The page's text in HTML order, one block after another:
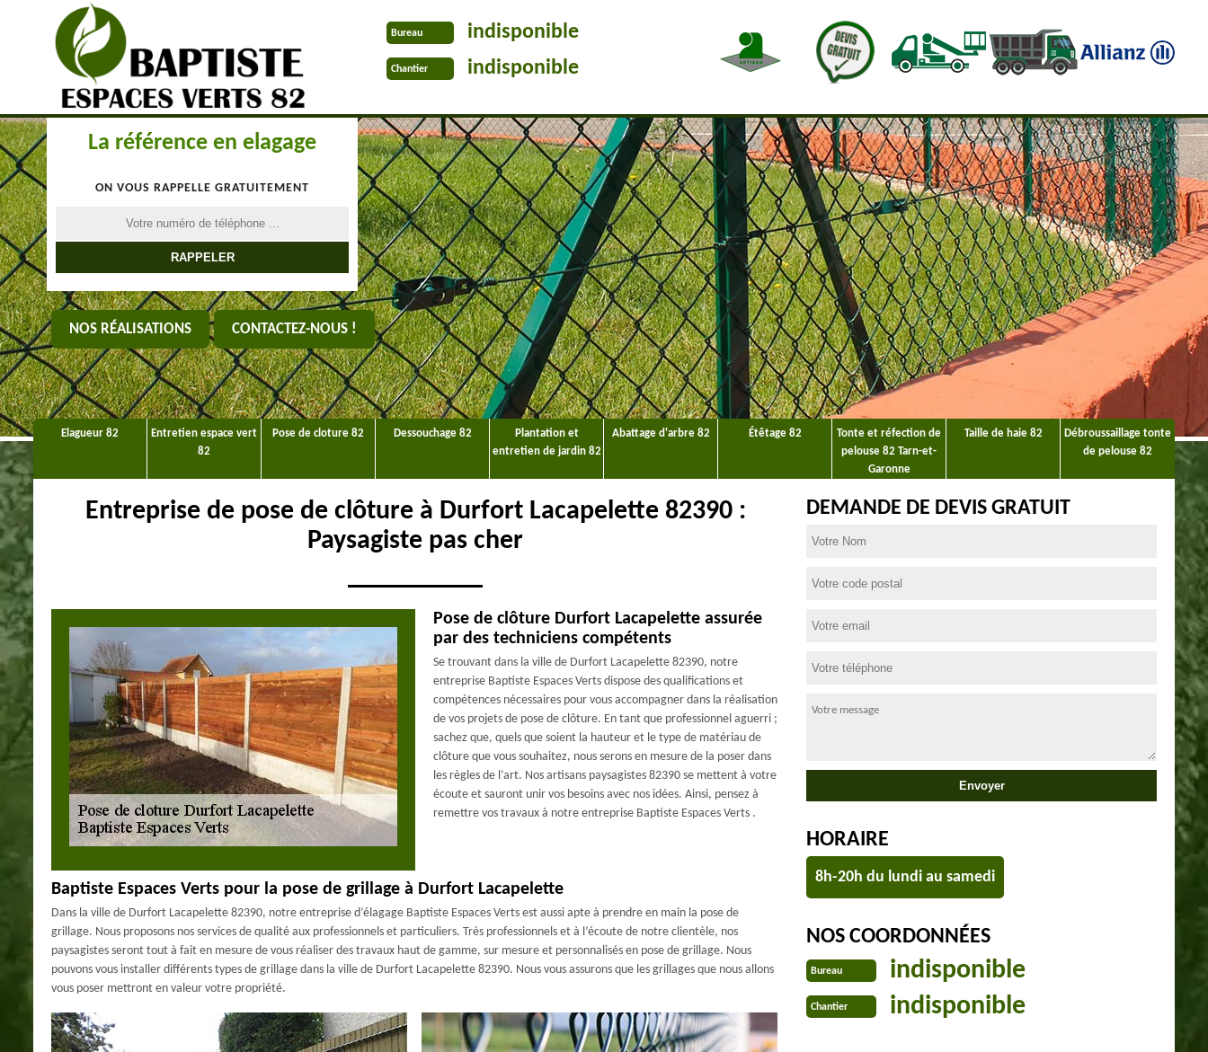
Bureau indisponible
Chantier indisponible
La référence en elagage
ON VOUS RAPPELLE GRATUITEMENT
NOS RÉALISATIONS CONTACTEZ-NOUS !
Elagueur 82
Entretien espace vert
82
Pose de cloture 82 Dessouchage 82
Plantation et
entretien de jardin 82
Abattage d'arbre 82 Étêtage 82
Tonte et réfection de
pelouse 82 Tarn-et-
Garonne
Taille de haie 82
Débroussaillage tonte
de pelouse 82
Entreprise de pose de clôture à Durfort Lacapelette 82390 :
Paysagiste pas cher
Pose de clôture Durfort Lacapelette assurée
par des techniciens compétents
Se trouvant dans la ville de Durfort Lacapelette 82390, notre
entreprise Baptiste Espaces Verts dispose des qualifications et
compétences nécessaires pour vous accompagner dans la réalisation
de vos projets de pose de clôture. En tant que professionnel aguerri ;
sachez que, quels que soient la hauteur et le type de matériau de
clôture que vous souhaitez, nous serons en mesure de la poser dans
les règles de l’art. Nos artisans paysagistes 82390 se mettent à votre
écoute et sauront unir vos besoins avec nos idées. Ainsi, pensez à
remettre vos travaux à notre entreprise Baptiste Espaces Verts .
Baptiste Espaces Verts pour la pose de grillage à Durfort Lacapelette
Dans la ville de Durfort Lacapelette 82390, notre entreprise d’élagage Baptiste Espaces Verts est aussi apte à prendre en main la pose de
grillage. Nous proposons nos services de qualité aux professionnels et particuliers. Très professionnels et à l’écoute de notre clientèle, nos
paysagistes seront tout à fait en mesure de vous réaliser des travaux haut de gamme, sur mesure et personnalisés en pose de grillage. Nous
pouvons vous installer différents types de grillage dans la ville de Durfort Lacapelette 82390. Nous vous assurons que les grillages que nous allons
vous poser mettront en valeur votre propriété.
DEMANDE DE DEVIS GRATUIT
HORAIRE
8h-20h du lundi au samedi
NOS COORDONNÉES
Bureau indisponible
Chantier indisponible